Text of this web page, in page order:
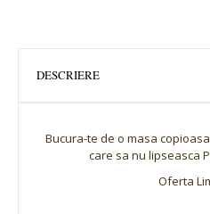
DESCRIERE
Bucura-te de o masa
care sa nu lipseasca
Oferta